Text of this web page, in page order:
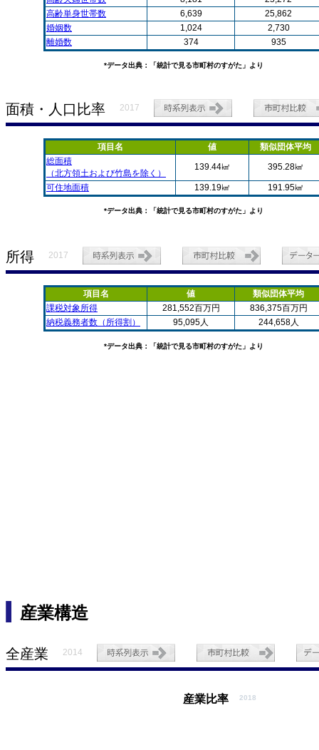
高齢単身世帯数
6,639
25,862
婚姻数
1,024
2,730
離婚数
374 935
*データ出典：「統計で見る市町村のすがた」より
面積・人口比率 2017
項目名 値
類似団体平均
総面積
（北方領土および竹島を除く）
139.44㎢ 395.28㎢
可住地面積 139.19㎢ 191.95㎢
*データ出典：「統計で見る市町村のすがた」より
所得 2017
項目名 値
類似団体平均
課税対象所得
281,552百万円
836,375百万円
納税義務者数（所得割）
95,095人 244,658人
*データ出典：「統計で見る市町村のすがた」より
産業構造
全産業 2014
産業比率 2018